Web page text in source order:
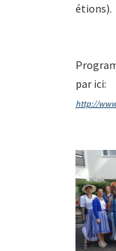
étions).
par ici:
http://